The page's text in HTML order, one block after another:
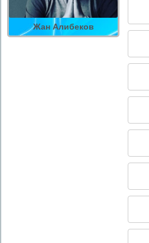
Жан Алибеков